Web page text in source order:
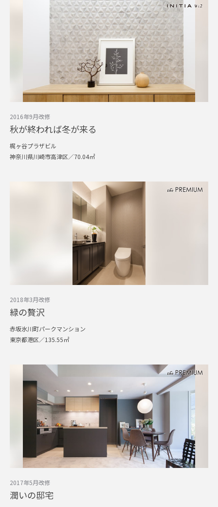
2016年9月改修
秋が終われば冬が来る
梶ヶ谷プラザビル
神奈川県川崎市高津区／70.04㎡
2018年3月改修
緑の贅沢
赤坂氷川町パークマンション
東京都港区／135.55㎡
2017年5月改修
潤いの邸宅